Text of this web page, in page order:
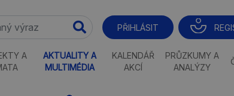
PŘIHLÁSIT
A
AKTUALITY A
MULTIMÉDIA
KALENDÁŘ
AKCÍ
PRŮZKUMY A
ANALÝZY